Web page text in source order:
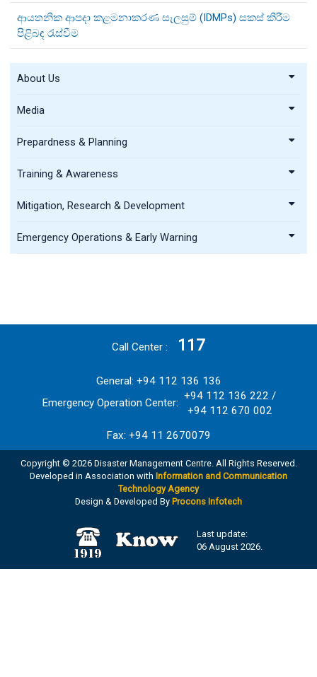
ආයතනික ආපදා කළමනාකරණ සැලසුම් (IDMPs) සකස් කිරීම
පිළිබඳ රැස්වීම
About Us
Media
Prepardness & Planning
Training & Awareness
Mitigation, Research & Development
Emergency Operations & Early Warning
Call Center 117
General: +94 112 136 136
Emergency Operation Center:
+94 112 136 222 /
+94 112 670 002
Fax: +94 11 2670079
Copyright © 2026 Disaster Management Centre. All Rights Reserved.
Developed in Association with Information and Communication
Technology Agency
Design & Developed By Procons Infotech
Last update:
06 August 2026.